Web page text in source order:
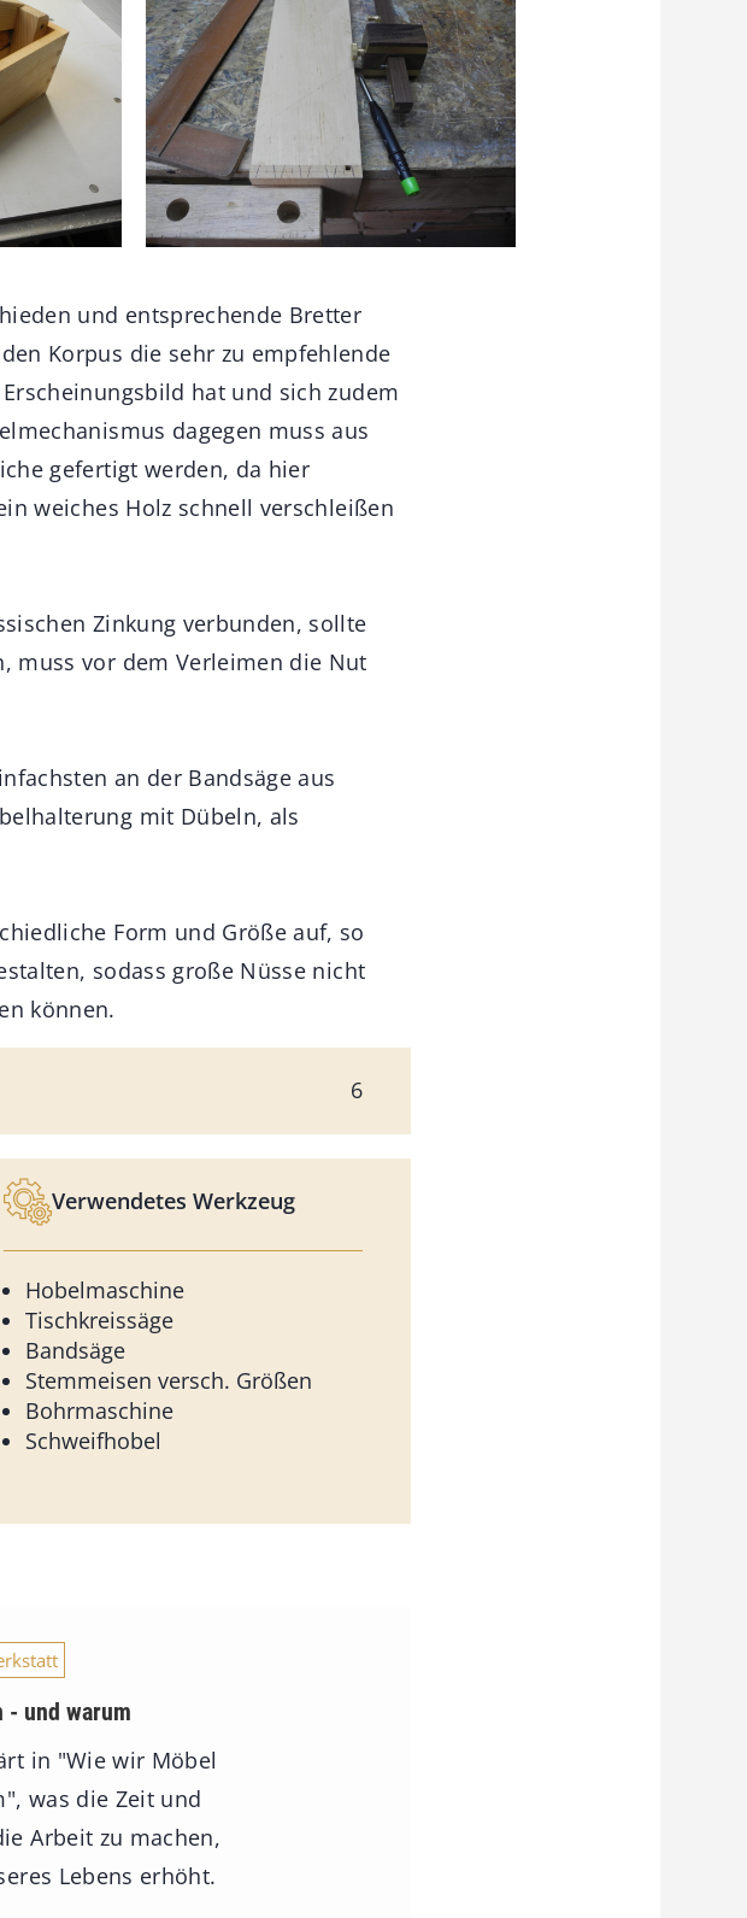
und entsprechende Bretter
Korpus die sehr zu empfehlende
hat und sich zudem
dagegen muss aus
gefertigt werden, da hier
weiches Holz schnell verschleißen
Zinkung verbunden, sollte
muss vor dem Verleimen die Nut
an der Bandsäge aus
mit Dübeln, als
Form und Größe auf, so
sodass große Nüsse nicht
können.
6
Verwendetes Werkzeug
Hobelmaschine
Tischkreissäge
Bandsäge
Stemmeisen versch. Größen
Bohrmaschine
Schweifhobel
- und warum
in "Wie wir Möbel
was die Zeit und
Arbeit zu machen,
Lebens erhöht.